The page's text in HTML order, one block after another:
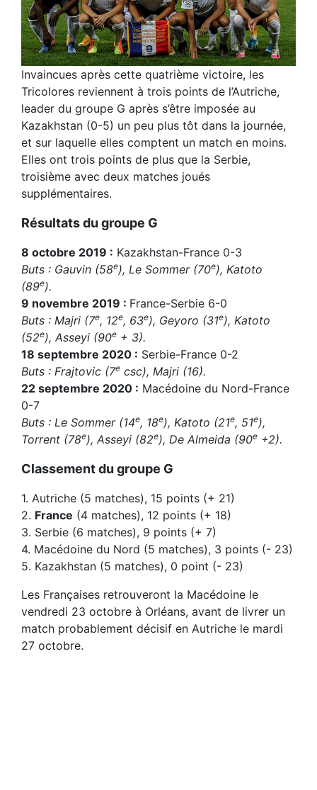
Invaincues après cette quatrième victoire, les
Tricolores reviennent à trois points de l’Autriche,
leader du groupe G après s’être imposée au
Kazakhstan (0-5) un peu plus tôt dans la journée,
et sur laquelle elles comptent un match en moins.
Elles ont trois points de plus que la Serbie,
troisième avec deux matches joués
supplémentaires.
Résultats du groupe G
8 octobre 2019 : Kazakhstan-France 0-3
Buts : Gauvin (58e), Le Sommer (70e), Katoto
(89e).
9 novembre 2019 : France-Serbie 6-0
Buts : Majri (7e, 12e, 63e), Geyoro (31e), Katoto
(52e), Asseyi (90e + 3).
18 septembre 2020 : Serbie-France 0-2
Buts : Frajtovic (7e csc), Majri (16).
22 septembre 2020 : Macédoine du Nord-France
0-7
Buts : Le Sommer (14e, 18e), Katoto (21e, 51e),
Torrent (78e), Asseyi (82e), De Almeida (90e +2).
Classement du groupe G
1. Autriche (5 matches), 15 points (+ 21)
2. France (4 matches), 12 points (+ 18)
3. Serbie (6 matches), 9 points (+ 7)
4. Macédoine du Nord (5 matches), 3 points (- 23)
5. Kazakhstan (5 matches), 0 point (- 23)
Les Françaises retrouveront la Macédoine le
vendredi 23 octobre à Orléans, avant de livrer un
match probablement décisif en Autriche le mardi
27 octobre.